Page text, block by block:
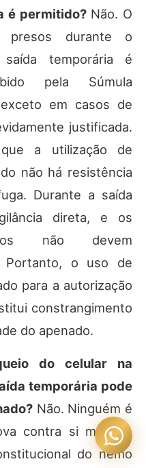
é permitido?Não. O
presos durante o
temporária é
pela Súmula
em casos de
justificada.
a utilização de
não há resistência
Durante a saída
direta, e os
não devem
Portanto, o uso de
para a autorização
constrangimento
do apenado.
do celular na
temporária pode
Não. Ninguém é
contra si mesmo,
do nemo